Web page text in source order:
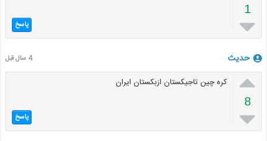
1
 پاسخ
حدیث 4 سال قبل

8

کره چین تاجیکستان ازبکستان ایران
پاسخ